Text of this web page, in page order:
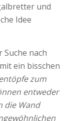
und
Idee
Suche nach
ein bisschen
zum
entweder
die Wand